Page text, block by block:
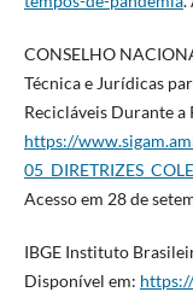
CONSELHO
Técnica e Jurídicas
Recicláveis Durante
https://
Acesso em 28 de
IBGE Instituto
Disponível em: